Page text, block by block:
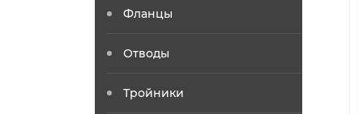
Фланцы
Отводы
Тройники